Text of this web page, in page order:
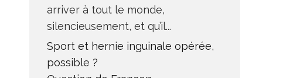
arriver à tout le monde,
silencieusement, et qu’il...
Sport et hernie inguinale opérée,
possible ?